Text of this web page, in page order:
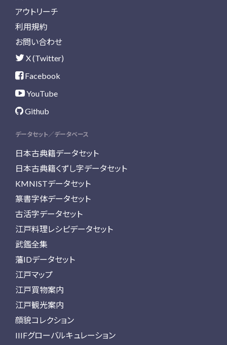
アウトリーチ
利用規約
お問い合わせ
X (Twitter)
Facebook
YouTube
Github
データセット／データベース
日本古典籍データセット
日本古典籍くずし字データセット
KMNISTデータセット
篆書字体データセット
古活字データセット
江戸料理レシピデータセット
武鑑全集
藩IDデータセット
江戸マップ
江戸買物案内
江戸観光案内
顔貌コレクション
IIIFグローバルキュレーション